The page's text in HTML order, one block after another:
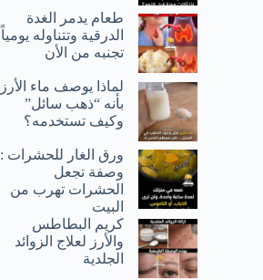
طعام يدمر الغدة
الدرقية وتتناوله يومياً
تجنبه من الأن
لماذا يوصف ماء الأرز
بأنه “ذهب سائل”
وكيف تستخدمه؟
ورق الغار للحشرات :
وصفة تجعل
الحشرات تهرب من
البيت
كريم البطاطس
والأرز لعلاج الزوائد
الجلدية